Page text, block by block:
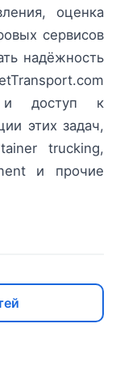
оценка
сервисов
надёжность
и доступ к
этих задач,
trucking,
и прочие